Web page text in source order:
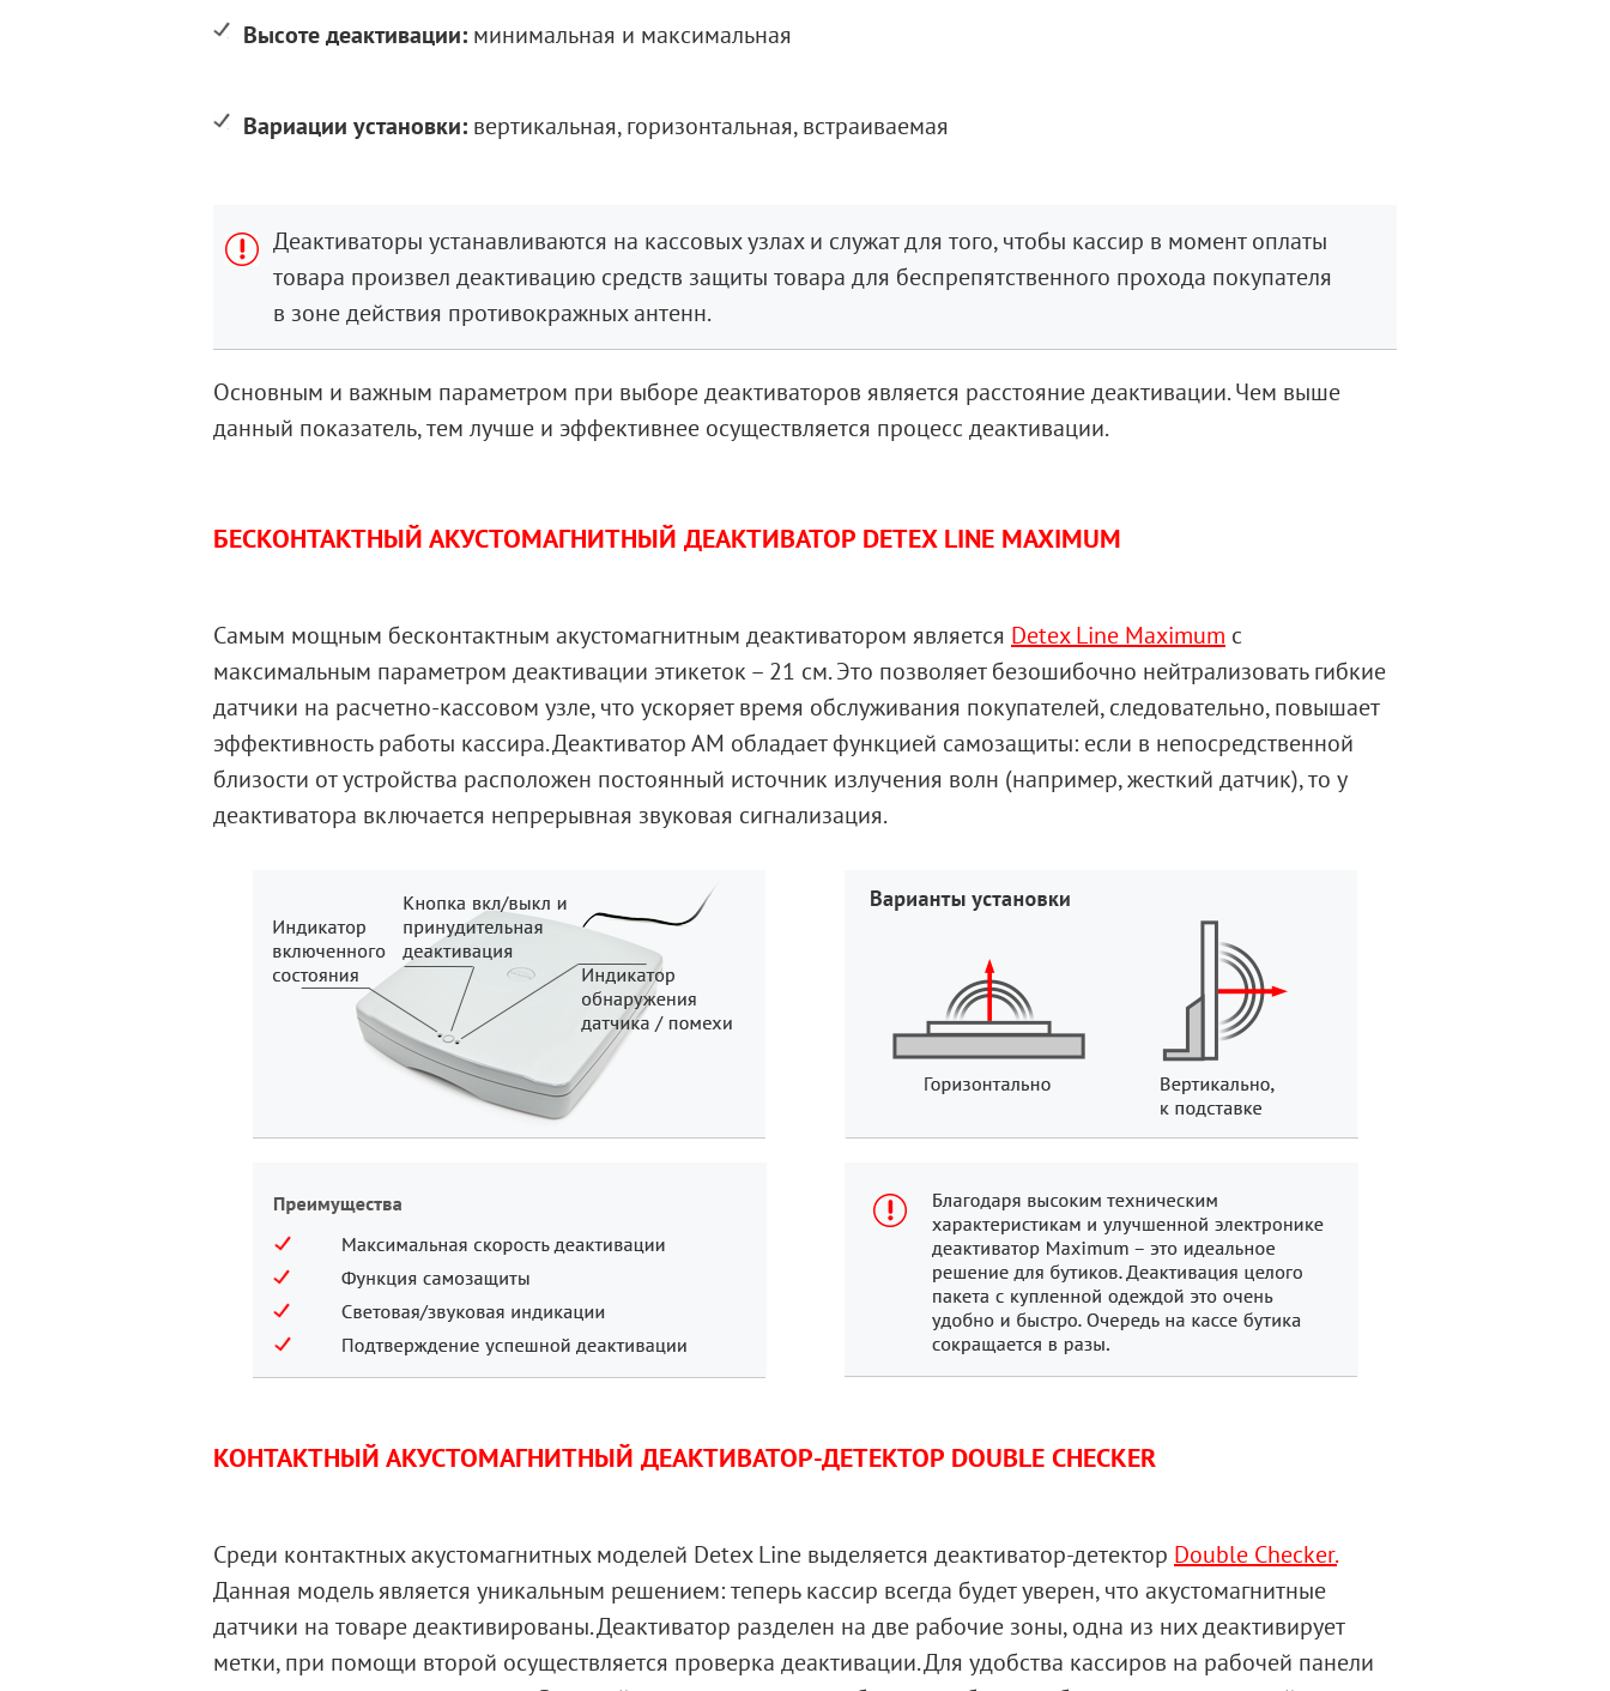
Высоте деактивации: минимальная и максимальная
Вариации установки: вертикальная, горизонтальная, встраиваемая
Деактиваторы устанавливаются на кассовых узлах и служат для того, чтобы кассир в момент оплаты
товара произвел деактивацию средств защиты товара для беспрепятственного прохода покупателя
в зоне действия противокражных антенн.
Основным и важным параметром при выборе деактиваторов является расстояние деактивации. Чем выше
данный показатель, тем лучше и эффективнее осуществляется процесс деактивации.
БЕСКОНТАКТНЫЙ АКУСТОМАГНИТНЫЙ ДЕАКТИВАТОР DETEX LINE MAXIMUM
Самым мощным бесконтактным акустомагнитным деактиватором является Detex Line Maximum с
максимальным параметром деактивации этикеток – 21 см. Это позволяет безошибочно нейтрализовать гибкие
датчики на расчетно-кассовом узле, что ускоряет время обслуживания покупателей, следовательно, повышает
эффективность работы кассира.Деактиватор АМ обладает функцией самозащиты: если в непосредственной
близости от устройства расположен постоянный источник излучения волн (например, жесткий датчик), то у
деактиватора включается непрерывная звуковая сигнализация.
КОНТАКТНЫЙ АКУСТОМАГНИТНЫЙ ДЕАКТИВАТОР-ДЕТЕКТОР DOUBLE CHECKER
Среди контактных акустомагнитных моделей Detex Line выделяется деактиватор-детектор Double Checker.
Данная модель является уникальным решением: теперь кассир всегда будет уверен, что акустомагнитные
датчики на товаре деактивированы. Деактиватор разделен на две рабочие зоны, одна из них деактивирует
метки, при помощи второй осуществляется проверка деактивации. Для удобства кассиров на рабочей панели